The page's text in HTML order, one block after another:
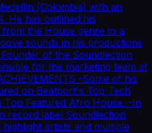
(Colombia) with an
He has outlined his
the House genre to a
sounds in his productions
of the Soundlection
for the marketing team at
-Some of his
on Beatport's Top Tech
Top Featured Afro House. -In
record label Soundlection
artists and multiple